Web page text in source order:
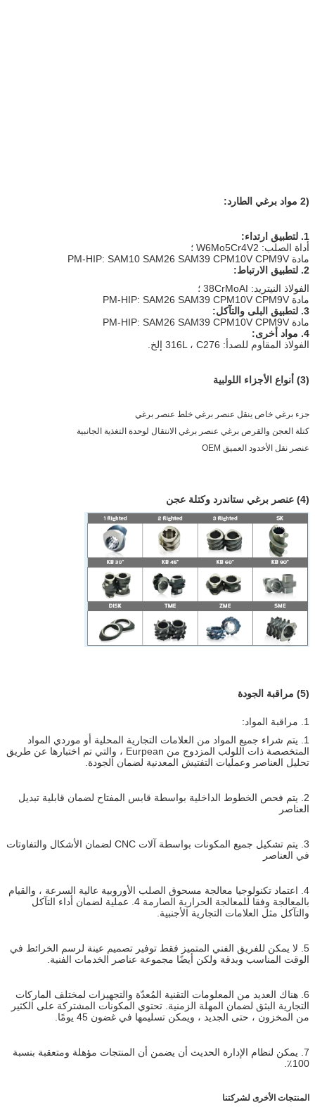
(2 مواد برغي الطارد:
1. لتطبيق ارتداء:
أداة الصلب: W6Mo5Cr4V2 ؛
مادة PM-HIP: SAM10 SAM26 SAM39 CPM10V CPM9V
2. لتطبيق الارتباط:
الفولاذ النيتريد: 38CrMoAI ؛
مادة PM-HIP: SAM26 SAM39 CPM10V CPM9V
3. لتطبيق البلى والتآكل:
مادة PM-HIP: SAM26 SAM39 CPM10V CPM9V
4. مواد أخرى:
الفولاذ المقاوم للصدأ: 316L ، C276 إلخ.
(3) أنواع الأجزاء اللولبية
جزء برغي خاص ينقل عنصر برغي خلط عنصر برغي
كتلة العجن والقرص برغي عنصر برغي الانتقال لوحدة التغذية الجانبية
عنصر نقل الأخدود العميق OEM
(4) عنصر برغي ستاندرد وكتلة عجن
(5) مراقبة الجودة
1. مراقبة المواد:
1. يتم شراء جميع المواد من العلامات التجارية المحلية أو موردي المواد
المتخصصة ذات اللولب المزدوج من Eurpean ، والتي تم اختبارها عن طريق
تحليل العناصر وعمليات التفتيش المعدنية لضمان الجودة.
2. يتم فحص الخطوط الداخلية بواسطة قابس المفتاح لضمان قابلية تبديل
العناصر
3. يتم تشكيل جميع المكونات بواسطة آلات CNC لضمان الأشكال والتفاوتات
في العناصر
4. اعتماد تكنولوجيا معالجة مسحوق الصلب الأوروبية عالية السرعة ، والقيام
بالمعالجة وفقا للمعالجة الحرارية الصارمة 4. عملية لضمان أداء التآكل
والتآكل مثل العلامات التجارية الأجنبية.
5. لا يمكن للفريق الفني المتميز فقط توفير تصميم عينة لرسم الخرائط في
الوقت المناسب وبدقة ولكن أيضًا مجموعة عناصر الخدمات الفنية.
6. هناك العديد من المعلومات التقنية المُعدّة والتجهيزات لمختلف الماركات
التجارية البثق لضمان المهلة الزمنية. تحتوي المكونات المشتركة على الكثير
من المخزون ، حتى الجديد ، ويمكن تسليمها في غضون 45 يومًا.
7. يمكن لنظام الإدارة الحديث أن يضمن أن المنتجات مؤهلة ومتعقبة بنسبة
100٪.
المنتجات الأخرى لشركتنا